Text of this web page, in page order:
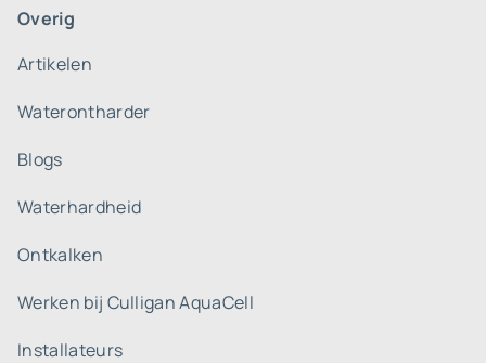
Overig
Artikelen
Waterontharder
Blogs
Waterhardheid
Ontkalken
Werken bij Culligan AquaCell
Installateurs